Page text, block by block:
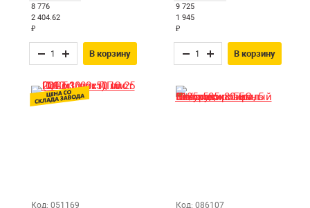
8 776
2 404.62
₽
В корзину
9 725
1 945
₽
В корзину
Код: 051169 Код: 086107